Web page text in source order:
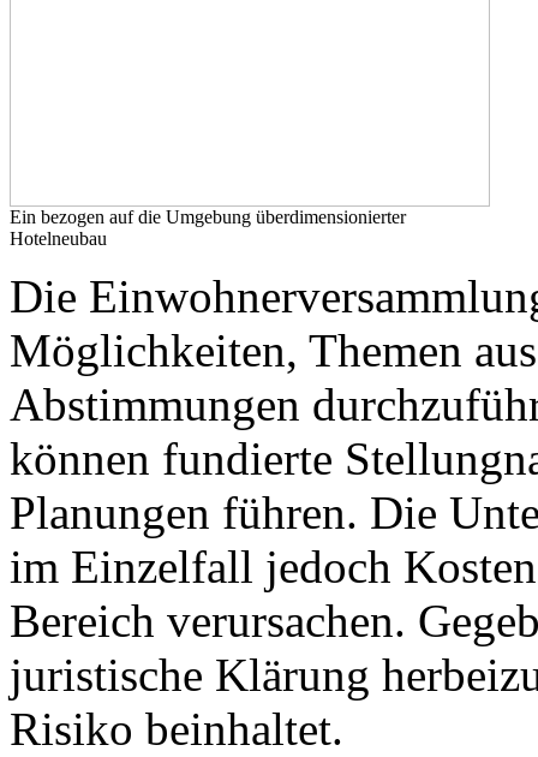
Ein bezogen auf die Umgebung überdimensionierter
Hotelneubau
Die
Möglichkeiten, Themen
Abstimmungen
können fundierte
Planungen führen. Die
im Einzelfall jedoch
Bereich verursachen.
juristische Klärung
Risiko beinhaltet.